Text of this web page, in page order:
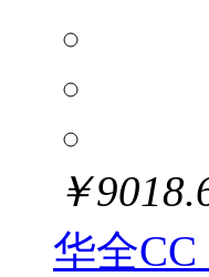
￥
华全